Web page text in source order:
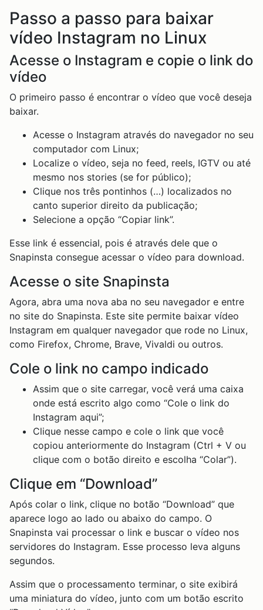
Passo a passo para baixar
vídeo Instagram no Linux
Acesse o Instagram e copie o link do
vídeo
O primeiro passo é encontrar o vídeo que você deseja
baixar.
Acesse o Instagram através do navegador no seu
computador com Linux;
Localize o vídeo, seja no feed, reels, IGTV ou até
mesmo nos stories (se for público);
Clique nos três pontinhos (…) localizados no
canto superior direito da publicação;
Selecione a opção “Copiar link”.
Esse link é essencial, pois é através dele que o
Snapinsta consegue acessar o vídeo para download.
Acesse o site Snapinsta
Agora, abra uma nova aba no seu navegador e entre
no site do Snapinsta. Este site permite baixar vídeo
Instagram em qualquer navegador que rode no Linux,
como Firefox, Chrome, Brave, Vivaldi ou outros.
Cole o link no campo indicado
Assim que o site carregar, você verá uma caixa
onde está escrito algo como “Cole o link do
Instagram aqui”;
Clique nesse campo e cole o link que você
copiou anteriormente do Instagram (Ctrl + V ou
clique com o botão direito e escolha “Colar”).
Clique em “Download”
Após colar o link, clique no botão “Download” que
aparece logo ao lado ou abaixo do campo. O
Snapinsta vai processar o link e buscar o vídeo nos
servidores do Instagram. Esse processo leva alguns
segundos.
Assim que o processamento terminar, o site exibirá
uma miniatura do vídeo, junto com um botão escrito